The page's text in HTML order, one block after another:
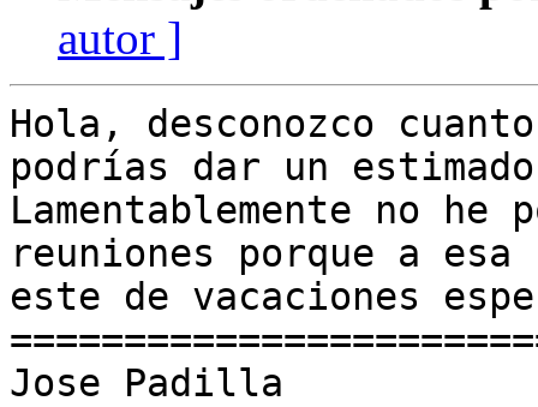
autor ]
Hola, desconozco
podrías dar un
Lamentablemente no
reuniones porque a
este de vacaciones
Jose Padilla